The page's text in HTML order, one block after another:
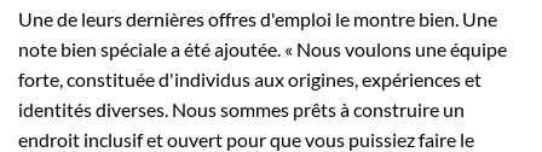
Une de leurs dernières offres d'emploi le montre bien. Une
note bien spéciale a été ajoutée. « Nous voulons une équipe
forte, constituée d'individus aux origines, expériences et
identités diverses. Nous sommes prêts à construire un
endroit inclusif et ouvert pour que vous puissiez faire le